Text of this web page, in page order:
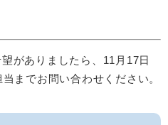
ありましたら、11月17日
までお問い合わせください。